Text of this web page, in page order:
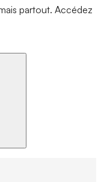
partout. Accédez